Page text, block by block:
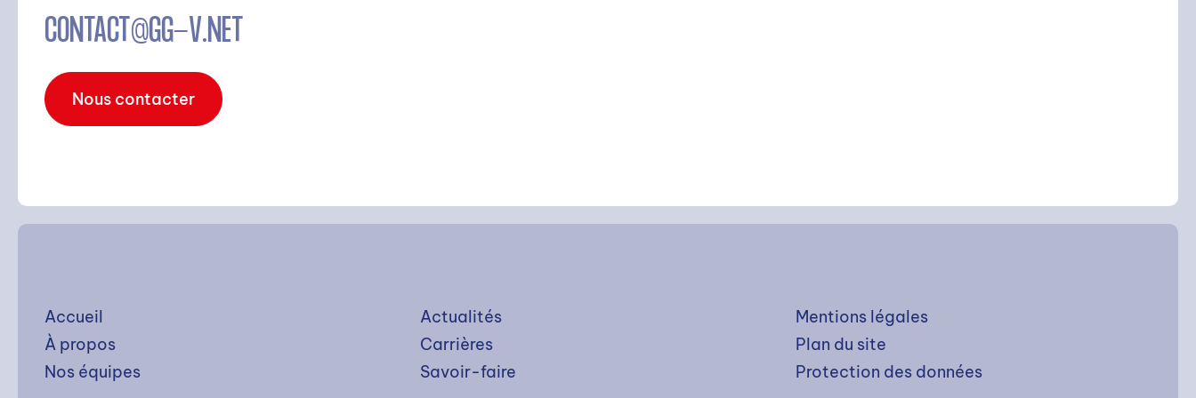
CONTACT@GG-V.NET
Nous contacter
Accueil
À propos
Nos équipes
Actualités
Carrières
Savoir-faire
Mentions légales
Plan du site
Protection des données